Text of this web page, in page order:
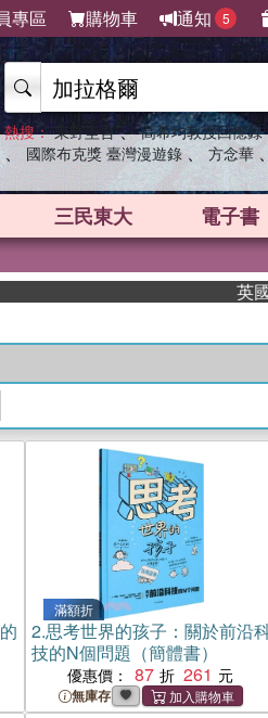
專區 購物車 通知 5
熱搜： 東野圭吾 、 高希均教授回憶錄
、 國際布克獎 臺灣漫遊錄 、 方念華 、
三民東大 電子書
英國出版界
滿額折
2.思考世界的孩子：關於前沿
技的N個問題（簡體書）
優惠價： 87 261
無庫存